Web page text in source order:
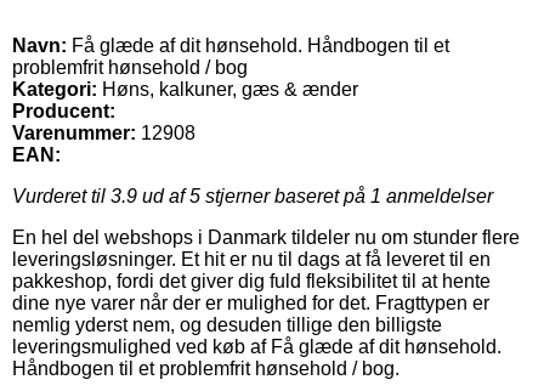
Navn: Få glæde af dit hønsehold. Håndbogen til et
problemfrit hønsehold / bog
Kategori: Høns, kalkuner, gæs & ænder
Producent:
Varenummer: 12908
EAN:
Vurderet til 3.9 ud af 5 stjerner baseret på 1 anmeldelser
En hel del webshops i Danmark tildeler nu om stunder flere
leveringsløsninger. Et hit er nu til dags at få leveret til en
pakkeshop, fordi det giver dig fuld fleksibilitet til at hente
dine nye varer når der er mulighed for det. Fragttypen er
nemlig yderst nem, og desuden tillige den billigste
leveringsmulighed ved køb af Få glæde af dit hønsehold.
Håndbogen til et problemfrit hønsehold / bog.